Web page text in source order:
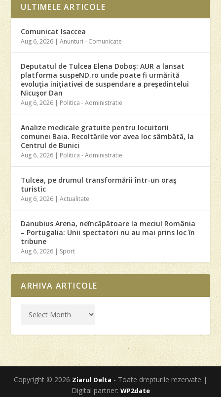
ULTIMELE ARTICOLE
Comunicat Isaccea
Aug 6, 2026 |Anunturi - Comunicate
Deputatul de Tulcea Elena Doboş: AUR a lansat
platforma suspeND.ro unde poate fi urmărită
evoluţia iniţiativei de suspendare a preşedintelui
Nicuşor Dan
Aug 6, 2026 | Politica - Administratie
Analize medicale gratuite pentru locuitorii
comunei Baia. Recoltările vor avea loc sâmbătă, la
Centrul de Bunici
Aug 6, 2026 | Politica - Administratie
Tulcea, pe drumul transformării într-un oraş
turistic
Aug 6, 2026 |Actualitate
Danubius Arena, neîncăpătoare la meciul România
– Portugalia: Unii spectatori nu au mai prins loc în
tribune
Aug 6, 2026 | Sport
ARHIVA ARTICOLE
Copyright © 2026 Ziarul Delta - Toate drepturile rezervate |
Digital partner: WP2date